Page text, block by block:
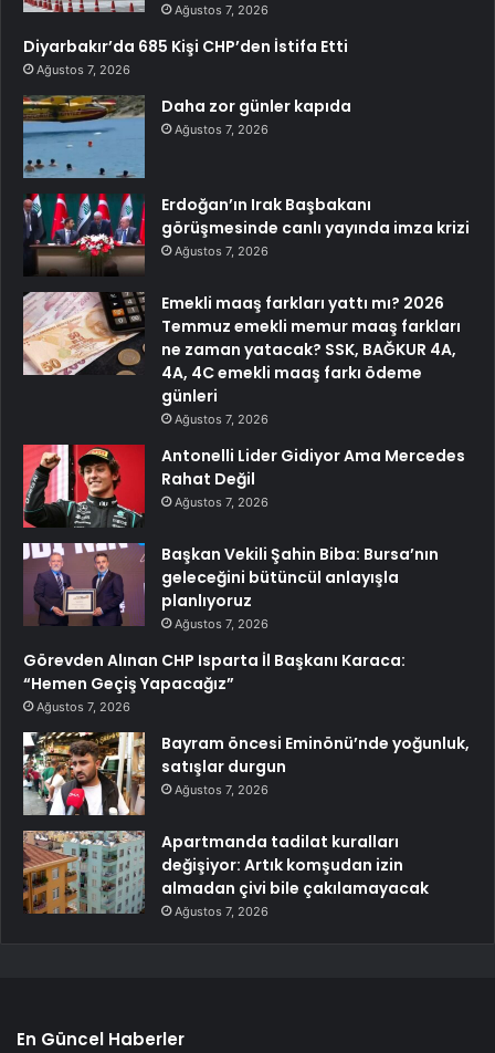
Ağustos 7, 2026
Diyarbakır’da 685 Kişi CHP’den İstifa Etti
Ağustos 7, 2026
Daha zor günler kapıda
Ağustos 7, 2026
Erdoğan’ın Irak Başbakanı
görüşmesinde canlı yayında imza krizi
Ağustos 7, 2026
Emekli maaş farkları yattı mı? 2026
Temmuz emekli memur maaş farkları
ne zaman yatacak? SSK, BAĞKUR 4A,
4A, 4C emekli maaş farkı ödeme
günleri
Ağustos 7, 2026
Antonelli Lider Gidiyor Ama Mercedes
Rahat Değil
Ağustos 7, 2026
Başkan Vekili Şahin Biba: Bursa’nın
geleceğini bütüncül anlayışla
planlıyoruz
Ağustos 7, 2026
Görevden Alınan CHP Isparta İl Başkanı Karaca:
“Hemen Geçiş Yapacağız”
Ağustos 7, 2026
Bayram öncesi Eminönü’nde yoğunluk,
satışlar durgun
Ağustos 7, 2026
Apartmanda tadilat kuralları
değişiyor: Artık komşudan izin
almadan çivi bile çakılamayacak
Ağustos 7, 2026
En Güncel Haberler